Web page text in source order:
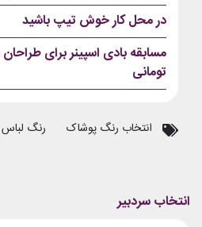
در محل کار خوش تیپ باشید
تومانی
انتخاب رنگ پوشاک رنگ لباس